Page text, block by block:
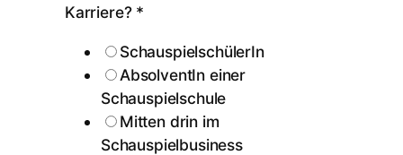
Karriere? *
SchauspielschülerIn
AbsolventIn einer
Schauspielschule
Mitten drin im
Schauspielbusiness